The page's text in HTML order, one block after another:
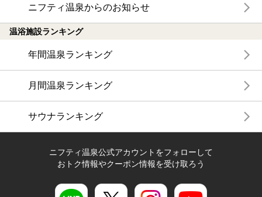
ニフティ温泉からのお知らせ
温浴施設ランキング
年間温泉ランキング
月間温泉ランキング
サウナランキング
ニフティ温泉公式アカウントをフォローして
おトク情報やクーポン情報を受け取ろう